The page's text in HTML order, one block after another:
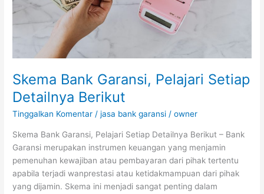
Skema Bank Garansi, Pelajari Setiap
Detailnya Berikut
Tinggalkan Komentar /jasa bank garansi /owner
Skema Bank Garansi, Pelajari Setiap Detailnya Berikut – Bank
Garansi merupakan instrumen keuangan yang menjamin
pemenuhan kewajiban atau pembayaran dari pihak tertentu
apabila terjadi wanprestasi atau ketidakmampuan dari pihak
yang dijamin. Skema ini menjadi sangat penting dalam